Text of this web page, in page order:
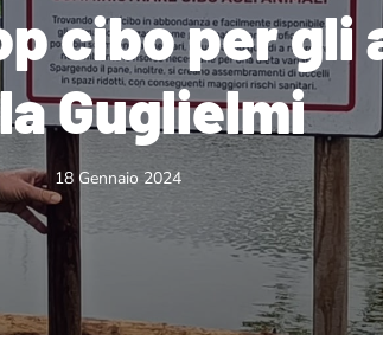
cibo per gli
Guglielmi
18 Gennaio 2024